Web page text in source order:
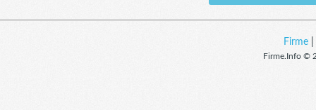
Firme|
Firme.Info ©